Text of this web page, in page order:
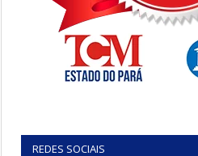
REDES SOCIAIS